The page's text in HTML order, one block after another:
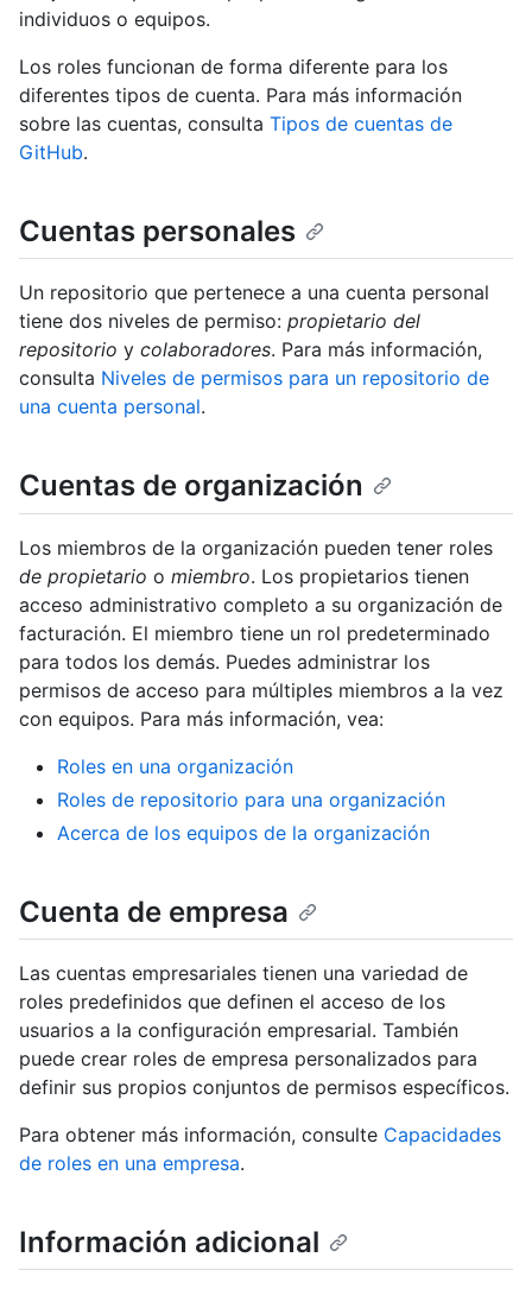
individuos o equipos.
Los roles funcionan de forma diferente para los
diferentes tipos de cuenta. Para más información
sobre las cuentas, consulta Tipos de cuentas de
GitHub.
Cuentas personales
Un repositorio que pertenece a una cuenta personal
tiene dos niveles de permiso: propietario del
repositorio y colaboradores. Para más información,
consulta Niveles de permisos para un repositorio de
una cuenta personal.
Cuentas de organización
Los miembros de la organización pueden tener roles
de propietario o miembro. Los propietarios tienen
acceso administrativo completo a su organización de
facturación. El miembro tiene un rol predeterminado
para todos los demás. Puedes administrar los
permisos de acceso para múltiples miembros a la vez
con equipos. Para más información, vea:
Roles en una organización
Roles de repositorio para una organización
Acerca de los equipos de la organización
Cuenta de empresa
Las cuentas empresariales tienen una variedad de
roles predefinidos que definen el acceso de los
usuarios a la configuración empresarial. También
puede crear roles de empresa personalizados para
definir sus propios conjuntos de permisos específicos.
Para obtener más información, consulte Capacidades
de roles en una empresa.
Información adicional